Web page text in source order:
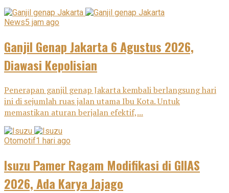
News5 jam ago
Ganjil Genap Jakarta 6 Agustus 2026,
Diawasi Kepolisian
Penerapan ganjil genap Jakarta kembali berlangsung hari
ini di sejumlah ruas jalan utama Ibu Kota. Untuk
memastikan aturan berjalan efektif,...
Otomotif1 hari ago
Isuzu Pamer Ragam Modifikasi di GIIAS
2026, Ada Karya Jajago